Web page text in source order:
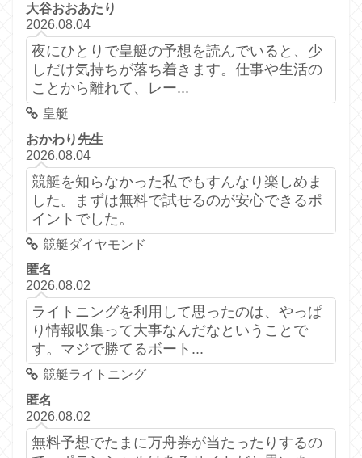
大谷おおあたり
2026.08.04
夜にひとりで皇艇の予想を読んでいると、少
しだけ気持ちが落ち着きます。仕事や生活の
ことから離れて、レー...
皇艇
おかわり先生
2026.08.04
競艇を知らなかった私でもすんなり楽しめま
した。まずは無料で試せるのが安心できるポ
イントでした。
競艇ダイヤモンド
匿名
2026.08.02
ライトニングを利用して思ったのは、やっぱ
り情報収集って大事なんだなということで
す。マジで勝てるボート...
競艇ライトニング
匿名
2026.08.02
無料予想でたまに万舟券が当たったりするの